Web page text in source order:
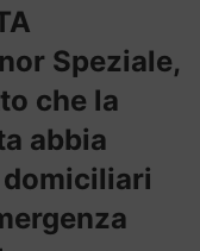
Speziale,
che la
abbia